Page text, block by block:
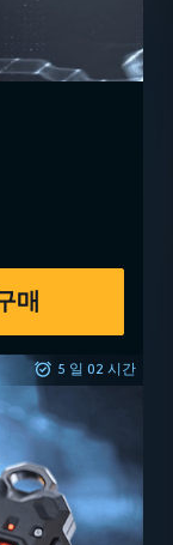
매
5 일 02 시간